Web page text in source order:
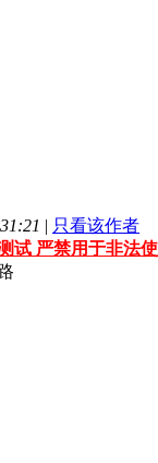
| 只看该作者
试 严禁用于非法